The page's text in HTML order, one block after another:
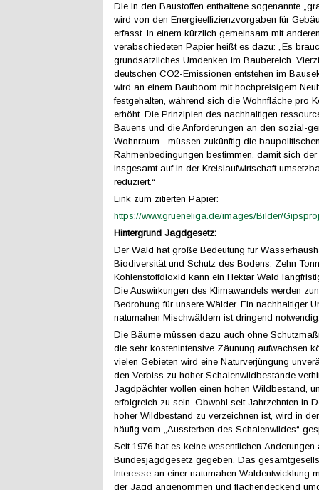
Die in den Baustoffen enthaltene sogenannte
wird von den Energieeffizienzvorgaben für
erfasst. In einem kürzlich gemeinsam mit
verabschiedeten Papier heißt es dazu: „Es
grundsätzliches Umdenken im Baubereich.
deutschen CO2-Emissionen entstehen im
wird an einem Bauboom mit hochpreisigem
festgehalten, während sich die Wohnfläche pro
erhöht. Die Prinzipien des nachhaltigen
Bauens und die Anforderungen an den sozial-
Wohnraum müssen zukünftig die
Rahmenbedingungen bestimmen, damit sich
insgesamt auf in der Kreislaufwirtschaft
reduziert.“
Link zum zitierten Papier:
https://www.grueneliga.de/images/Bilder/
Hintergrund Jagdgesetz:
Der Wald hat große Bedeutung für
Biodiversität und Schutz des Bodens. Zehn
Kohlenstoffdioxid kann ein Hektar Wald
Die Auswirkungen des Klimawandels werden
Bedrohung für unsere Wälder. Ein nachhaltiger
naturnahen Mischwäldern ist dringend
Die Bäume müssen dazu auch ohne
die sehr kostenintensive Zäunung aufwachsen
vielen Gebieten wird eine Naturverjüngung
den Verbiss zu hoher Schalenwildbestände
Jagdpächter wollen einen hohen Wildbestand,
erfolgreich zu sein. Obwohl seit Jahrzehnten in
hoher Wildbestand zu verzeichnen ist, wird in
häufig vom „Aussterben des Schalenwildes“
Seit 1976 hat es keine wesentlichen Änderungen
Bundesjagdgesetz gegeben. Das
Interesse an einer naturnahen Waldentwicklung
der Jagd angenommen und flächendeckend